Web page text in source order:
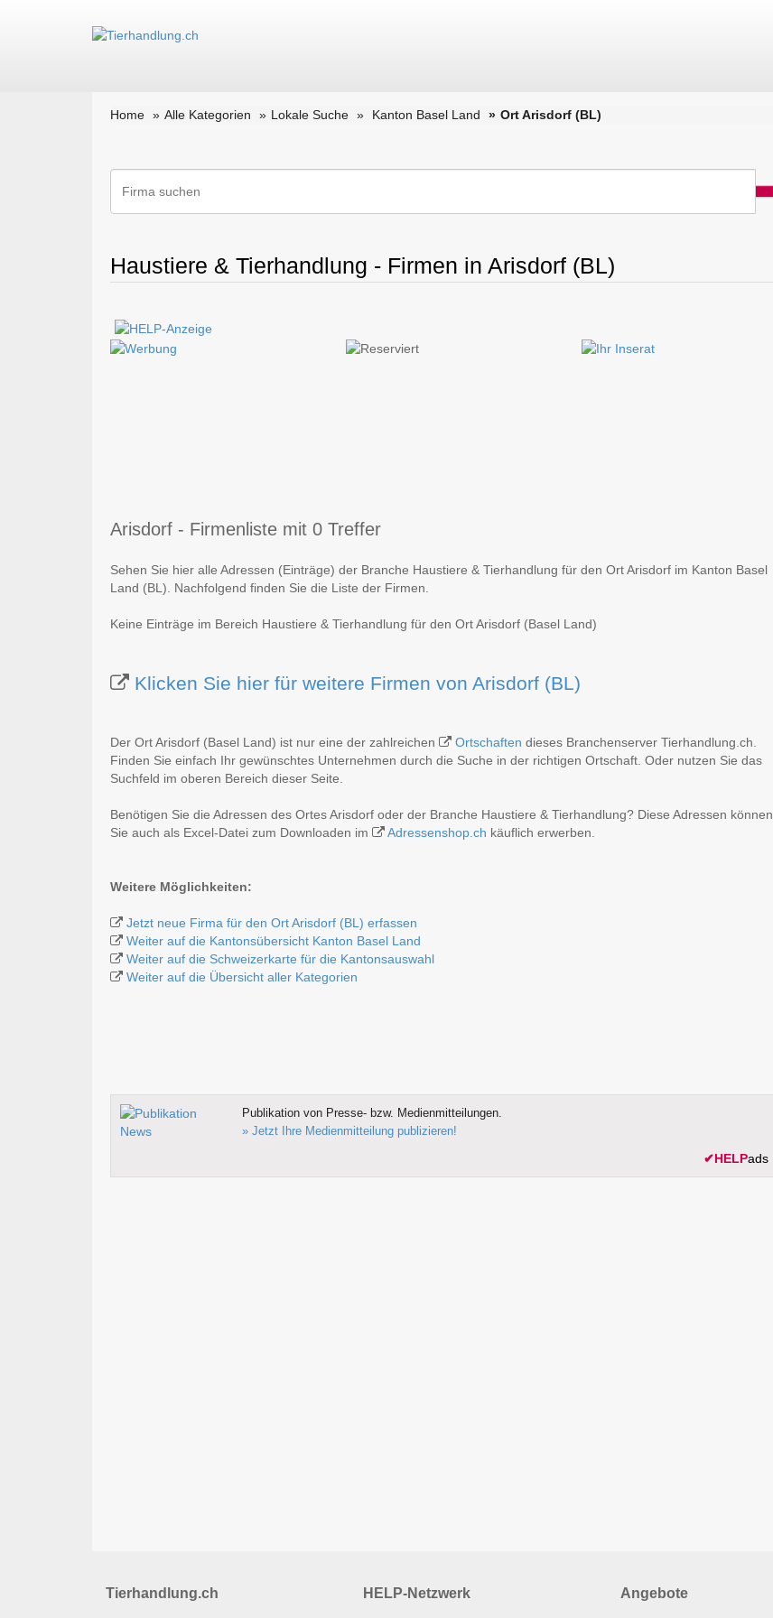
Home Alle Kategorien Lokale Suche Kanton Basel Land Ort Arisdorf (BL)
Haustiere & Tierhandlung - Firmen in Arisdorf (BL)
Arisdorf - Firmenliste mit 0 Treffer
Sehen Sie hier alle Adressen (Einträge) der Branche Haustiere & Tierhandlung für den Ort Arisdorf im Kanton Basel
Land (BL). Nachfolgend finden Sie die Liste der Firmen.
Keine Einträge im Bereich Haustiere & Tierhandlung für den Ort Arisdorf (Basel Land)
Klicken Sie hier für weitere Firmen von Arisdorf (BL)
Der Ort Arisdorf (Basel Land) ist nur eine der zahlreichen Ortschaften dieses Branchenserver Tierhandlung.ch.
Finden Sie einfach Ihr gewünschtes Unternehmen durch die Suche in der richtigen Ortschaft. Oder nutzen Sie das
Suchfeld im oberen Bereich dieser Seite.
Benötigen Sie die Adressen des Ortes Arisdorf oder der Branche Haustiere & Tierhandlung? Diese Adressen können
Sie auch als Excel-Datei zum Downloaden im
Adressenshop.ch käuflich erwerben.
Weitere Möglichkeiten:
Jetzt neue Firma für den Ort Arisdorf (BL) erfassen
Weiter auf die Kantonsübersicht Kanton Basel Land
Weiter auf die Schweizerkarte für die Kantonsauswahl
Weiter auf die Übersicht aller Kategorien
Publikation von Presse- bzw. Medienmitteilungen.
» Jetzt Ihre Medienmitteilung publizieren!
✔HELPads
Tierhandlung.ch HELP-Netzwerk Angebote